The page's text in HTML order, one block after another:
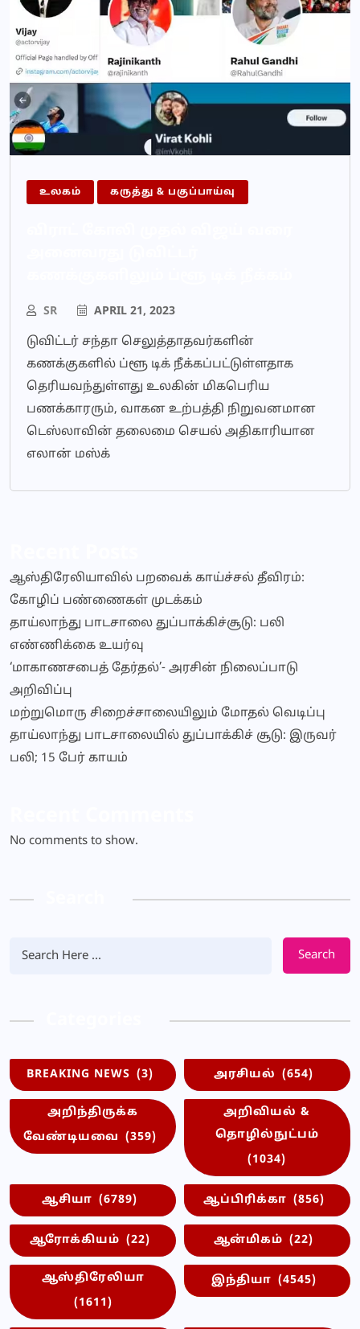
உலகம் கருத்து & பகுப்பாய்வு
SR APRIL 21, 2023
டுவிட்டர் சந்தா செலுத்தாதவர்களின்
கணக்குகளில் ப்ளூ டிக் நீக்கப்பட்டுள்ளதாக
தெரியவந்துள்ளது உலகின் மிகபெரிய
பணக்காரரும், வாகன உற்பத்தி நிறுவனமான
டெஸ்லாவின் தலைமை செயல் அதிகாரியான
எலான் மஸ்க்
ஆஸ்திரேலியாவில் பறவைக் காய்ச்சல் தீவிரம்:
கோழிப் பண்ணைகள் முடக்கம்
தாய்லாந்து பாடசாலை துப்பாக்கிச்சூடு: பலி
எண்ணிக்கை உயர்வு
‘மாகாணசபைத் தேர்தல்’- அரசின் நிலைப்பாடு
அறிவிப்பு
மற்றுமொரு சிறைச்சாலையிலும் மோதல் வெடிப்பு
தாய்லாந்து பாடசாலையில் துப்பாக்கிச் சூடு: இருவர்
பலி; 15 பேர் காயம்
No comments to show.
Search
BREAKING NEWS (3) அரசியல் (654)
அறிந்திருக்க
வேண்டியவை (359)
அறிவியல் &
தொழில்நுட்பம்
(1034)
ஆசியா (6789) ஆப்பிரிக்கா (856)
ஆரோக்கியம் (22) ஆன்மிகம் (22)
ஆஸ்திரேலியா
(1611)
இந்தியா (4545)